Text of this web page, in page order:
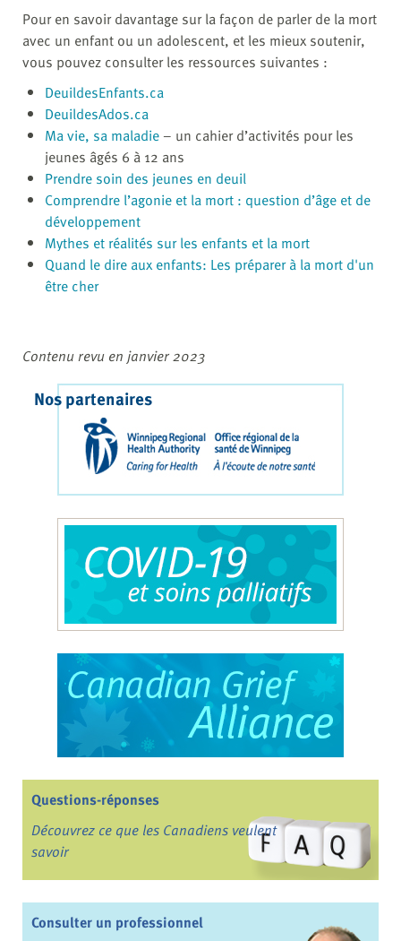
Pour en savoir davantage sur la façon de parler de la mort
avec un enfant ou un adolescent, et les mieux soutenir,
vous pouvez consulter les ressources suivantes :
DeuildesEnfants.ca
DeuildesAdos.ca
Ma vie, sa maladie – un cahier d’activités pour les
jeunes âgés 6 à 12 ans
Prendre soin des jeunes en deuil
Comprendre l’agonie et la mort : question d’âge et de
développement
Mythes et réalités sur les enfants et la mort
Quand le dire aux enfants: Les préparer à la mort d'un
être cher
Contenu revu en janvier 2023
Nos partenaires
Questions-réponses
Découvrez ce que les Canadiens veulent
savoir
Consulter un professionnel